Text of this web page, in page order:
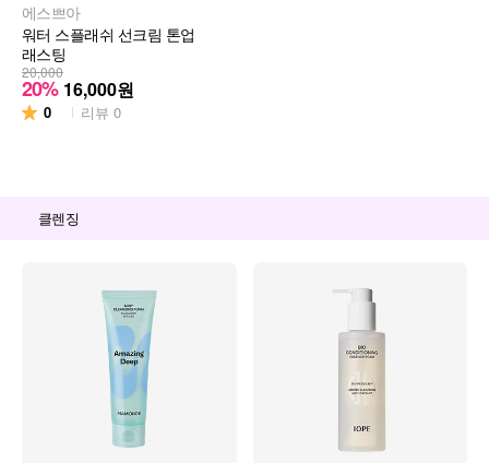
에스쁘아
워터 스플래쉬 선크림 톤업
래스팅
20,000
20% 16,000원
0 리뷰 0
클렌징